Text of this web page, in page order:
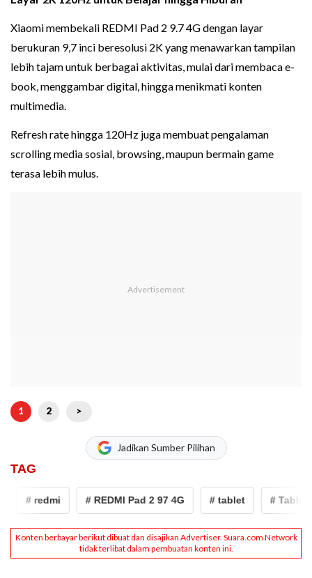
Xiaomi membekali REDMI Pad 2 9.7 4G dengan layar
berukuran 9,7 inci beresolusi 2K yang menawarkan tampilan
lebih tajam untuk berbagai aktivitas, mulai dari membaca e-
book, menggambar digital, hingga menikmati konten
multimedia.
Refresh rate hingga 120Hz juga membuat pengalaman
scrolling media sosial, browsing, maupun bermain game
terasa lebih mulus.
1 2 >
Jadikan Sumber Pilihan
TAG
# redmi # REDMI Pad 2 97 4G # tablet # Tablet